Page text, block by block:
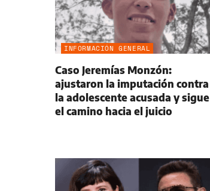
INFORMACIÓN GENERAL
Caso Jeremías Monzón:
ajustaron la imputación contra
la adolescente acusada y sigue
el camino hacia el juicio